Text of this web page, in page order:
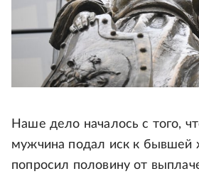
Наше дело началось с того,
мужчина подал иск к бывшей
попросил половину от